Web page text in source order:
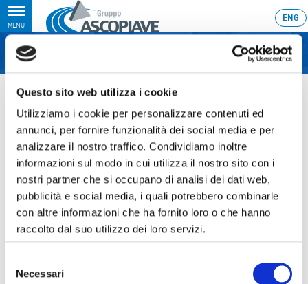
Questo sito web utilizza i cookie
Utilizziamo i cookie per personalizzare contenuti ed
annunci, per fornire funzionalità dei social media e per
analizzare il nostro traffico. Condividiamo inoltre
informazioni sul modo in cui utilizza il nostro sito con i
nostri partner che si occupano di analisi dei dati web,
pubblicità e social media, i quali potrebbero combinarle
con altre informazioni che ha fornito loro o che hanno
raccolto dal suo utilizzo dei loro servizi.
delNecessari
Toggle
navigation
MENU
ENG
Home
Consiglio di Amministrazione per l’approvazione del Resoconto
Intermedio di Gestione al 30 settembre 2015
Ultimo aggiornamento: 09/11/2015 23:58
09.11.2015
CONSIGLIO DI
AMMINISTRAZIONE PER
L’APPROVAZIONE DEL
RESOCONTO INTERMEDIO DI
GESTIONE AL 30 SETTEMBRE